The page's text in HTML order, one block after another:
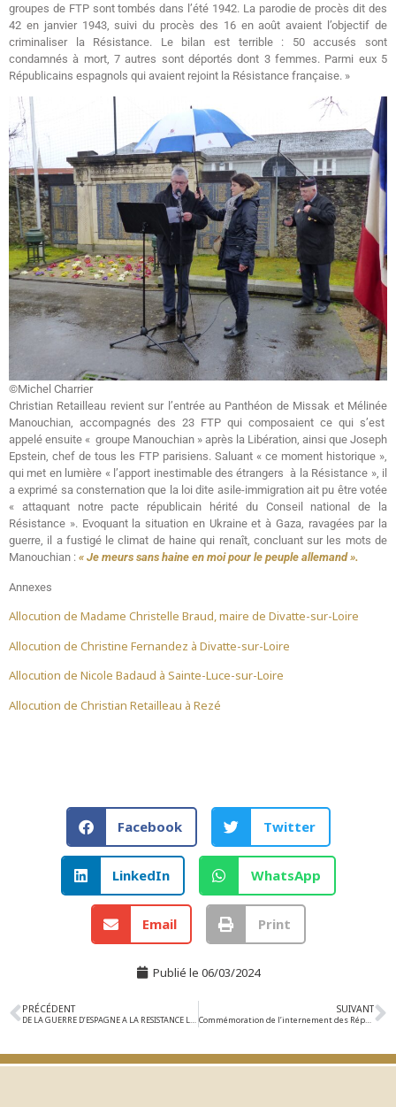
groupes de FTP sont tombés dans l’été 1942. La parodie de procès dit des
42 en janvier 1943, suivi du procès des 16 en août avaient l’objectif de
criminaliser la Résistance. Le bilan est terrible : 50 accusés sont
condamnés à mort, 7 autres sont déportés dont 3 femmes. Parmi eux 5
Républicains espagnols qui avaient rejoint la Résistance française. »
©Michel Charrier
Christian Retailleau revient sur l’entrée au Panthéon de Missak et Mélinée
Manouchian, accompagnés des 23 FTP qui composaient ce qui s’est
appelé ensuite « groupe Manouchian » après la Libération, ainsi que Joseph
Epstein, chef de tous les FTP parisiens. Saluant « ce moment historique »,
qui met en lumière « l’apport inestimable des étrangers à la Résistance », il
a exprimé sa consternation que la loi dite asile-immigration ait pu être votée
« attaquant notre pacte républicain hérité du Conseil national de la
Résistance ». Evoquant la situation en Ukraine et à Gaza, ravagées par la
guerre, il a fustigé le climat de haine qui renaît, concluant sur les mots de
Manouchian : « Je meurs sans haine en moi pour le peuple allemand ».
Annexes
Allocution de Madame Christelle Braud, maire de Divatte-sur-Loire
Allocution de Christine Fernandez à Divatte-sur-Loire
Allocution de Nicole Badaud à Sainte-Luce-sur-Loire
Allocution de Christian Retailleau à Rezé
Facebook Twitter
LinkedIn WhatsApp
Email Print
Publié le 06/03/2024
PRÉCÉDENT SUIVANT
Commémoration de l’internement des Républicains espagnols et des Tsiganes à Moisdon-la-Rivière